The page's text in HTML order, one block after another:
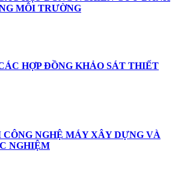
MÔI TRƯỜNG
HỢP ĐỒNG KHẢO SÁT THIẾT
NGHỆ MÁY XÂY DỰNG VÀ
NGHIỆM